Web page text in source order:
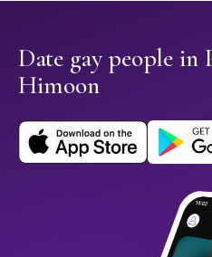
Date gay people in
Himoon